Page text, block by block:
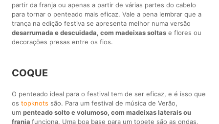
partir da franja ou apenas a partir de várias partes do cabelo
para tornar o penteado mais eficaz. Vale a pena lembrar que a
trança na edição festiva se apresenta melhor numa versão
desarrumada e descuidada, com madeixas soltas e flores ou
decorações presas entre os fios.
COQUE
O penteado ideal para o festival tem de ser eficaz, e é isso que
ostopknots são. Para um festival de música de Verão,
umpenteado solto e volumoso, com madeixas laterais ou
franjafunciona. Uma boa base para um topete são as ondas,